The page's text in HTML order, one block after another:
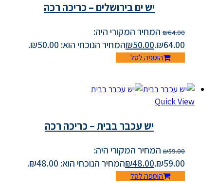
יש ים בירושלים – כריכה רכה
₪64.00
המחיר המקורי היה:
₪64.00.
₪50.00 המחיר הנוכחי הוא: ₪50.00.
הוספה לסל
Quick View
יש עכבר בבית – כריכה רכה
₪59.00
המחיר המקורי היה:
₪59.00.
₪48.00 המחיר הנוכחי הוא: ₪48.00.
הוספה לסל